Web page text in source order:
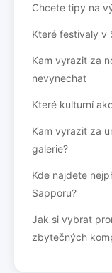
Chcete tipy na
Které festivaly v
Kam vyrazit za
nevynechat
Které kulturní
Kam vyrazit za
galerie?
Kde najdete
Sapporu?
Jak si vybrat
zbytečných